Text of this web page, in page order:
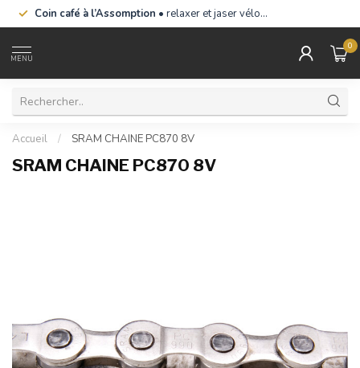
Coin café à l’Assomption • relaxer et jaser vélo…
MENU
0
Accueil / SRAM CHAINE PC870 8V
SRAM CHAINE PC870 8V